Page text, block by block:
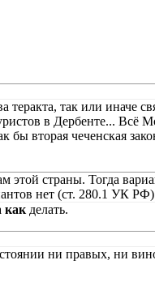
так или иначе
в Дербенте... Всё
вторая чеченская
этой страны. Тогда
нет (ст. 280.1 УК
как делать.
ни правых, ни